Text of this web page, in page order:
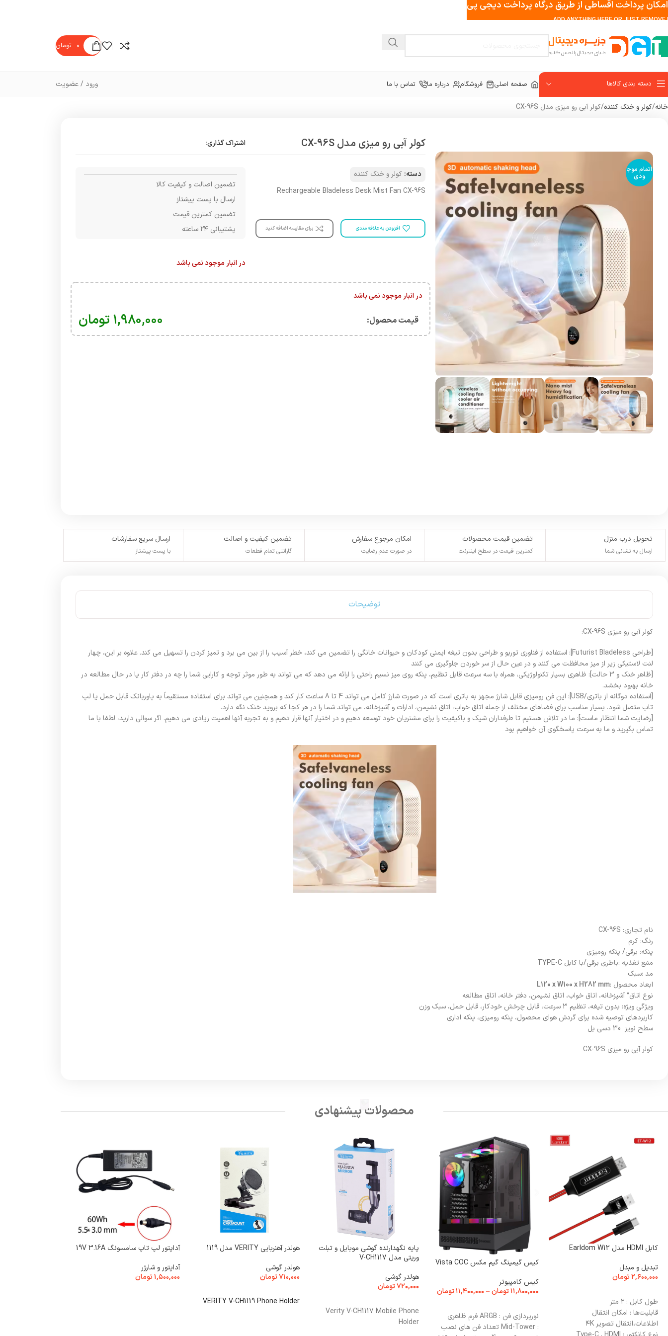
ADD ANYTHING HERE OR JUST REMOVE
۰ تومان
دسته بندی کالاها صفحه اصلی فروشگاه درباره ما تماس با ما ورود / عضویت
خانه کولر و خنک کننده کولر آبی رو میزی مدل CX-96S
اتمام موج
ودی
کولر آبی رو میزی مدل CX-96S اشتراک گذاری:
دسته: کولر و خنک کننده
Rechargeable Bladeless Desk Mist Fan CX-96S
افزودن به علاقه مندی برای مقایسه اضافه کنید
تضمین اصالت و کیفیت کالا
ارسال با پست پیشتاز
تضمین کمترین قیمت
پشتیبانی ۲۴ ساعته
در انبار موجود نمی باشد
در انبار موجود نمی باشد
قیمت محصول:​ ۱,۹۸۰,۰۰۰ تومان
تحویل درب منزل
ارسال به نشانی شما
تضمین قیمت محصولات
کمترین قیمت در سطح اینترنت
امکان مرجوع سفارش
در صورت عدم رضایت
تضمین کیفیت و اصالت
گارانتی تمام قطعات
ارسال سریع سفارشات
با پست پیشتاز
توضیحات
کولر آبی رو میزی CX-96S:
[طراحی Futurist Bladeless]: استفاده از فناوری توربو و طراحی بدون تیغه ایمنی کودکان و حیوانات خانگی را تضمین می کند، خطر آسیب را از بین می برد و تمیز کردن را تسهیل می کند. علاوه بر این، چهار
لنت لاستیکی زیر از میز محافظت می کنند و در عین حال از سر خوردن جلوگیری می کنند
[ظاهر خنک و 3 حالت]: ظاهری بسیار تکنولوژیکی، همراه با سه سرعت قابل تنظیم، پنکه روی میز نسیم راحتی را ارائه می دهد که می تواند به طور موثر توجه و کارایی شما را چه در دفتر کار یا در حال مطالعه در
خانه بهبود بخشد.
[استفاده دوگانه از باتری/USB]: این فن رومیزی قابل شارژ مجهز به باتری است که در صورت شارژ کامل می تواند 4 تا 8 ساعت کار کند و همچنین می تواند برای استفاده مستقیماً به پاوربانک قابل حمل یا لپ
تاپ متصل شود. بسیار مناسب برای فضاهای مختلف از جمله اتاق خواب، اتاق نشیمن، ادارات و آشپزخانه، می تواند شما را در هر کجا که بروید خنک نگه دارد.
[رضایت شما انتظار ماست]: ما در تلاش هستیم تا طرفداران شیک و باکیفیت را برای مشتریان خود توسعه دهیم و در اختیار آنها قرار دهیم و به تجربه آنها اهمیت زیادی می دهیم. اگر سوالی دارید، لطفا با ما
تماس بگیرید و ما به سرعت پاسخگوی آن خواهیم بود
نام تجاری: CX-96S
رنگ: کرم
پنکه: برقی/ پنکه رومیزی
منبع تغذیه :باطری برقی/با کابل TYPE-C
مد :سبک
ابعاد محصول :L120 x W100 x H282 mm
نوع اتاق” آشپزخانه، اتاق خواب، اتاق نشیمن، دفتر خانه، اتاق مطالعه
ویژگی ویژه: بدون تیغه، تنظیم 3 سرعت، قابل چرخش خودکار، قابل حمل، سبک وزن
کاربردهای توصیه شده برای گردش هوای محصول، پنکه رومیزی، پنکه اداری
سطح نویز 30 دسی بل
کولر آبی رو میزی CX-96S
محصولات پیشنهادی
کابل HDMI مدل Earldom W12
تبدیل و مبدل
۲,۶۰۰,۰۰۰تومان
طول کابل : ۲ متر
قابلیت‌ها : امکان انتقال
اطلاعات،انتقال تصویر ۴K
کیس گیمینگ گیم مکس Vista COC
کیس کامپیوتر
۱۱,۸۰۰,۰۰۰تومان – ۱۱,۴۰۰,۰۰۰تومان
نورپردازی فن : ARGB فرم ظاهری
: Mid-Tower تعداد فن های نصب
پایه نگهدارنده گوشی موبایل و تبلت
وریتی مدل V-CH1117
هولدر گوشی
۷۲۰,۰۰۰تومان
Verity V-CH1117 Mobile Phone
Holder
هولدر آهنربایی VERITY مدل 1119
هولدر گوشی
۷۱۰,۰۰۰تومان
VERITY V-CH1119 Phone Holder
آداپتور لپ تاپ سامسونگ 19V 3.16A
آداپتور و شارژر
۱,۵۰۰,۰۰۰تومان
امکان پرداخت اقساطی از طریق درگاه پرداخت دیجی پی